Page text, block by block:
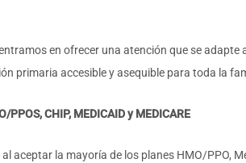
en ofrecer una atención que se
primaria accesible y asequible para toda la
PPOS, CHIP, MEDICAID y MEDICARE
aceptar la mayoría de los planes HMO/PPO,